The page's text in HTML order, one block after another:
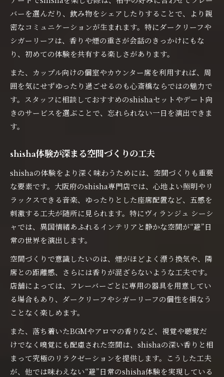
バーを選んだり、飲み物をシェアしたりすることで、より親
密なコミュニケーションが生まれます。特にダークリーフや
シガーリーフは、香りや煙の重さが会話のきっかけにもな
り、初めての体験を共有する楽しさがあります。
また、カップル向けの個室やカウンター席を利用すれば、周
囲を気にせずゆったり過ごせるのも心斎橋ならではの魅力で
す。スタッフに相談しておすすめのshishaセットやデート向
きのサービスを選ぶことで、忘れられない一日を演出できま
す。
shisha体験が深まる空間づくりの工夫
shishaの体験をより深く味わうためには、空間づくりも重要
な要素です。大阪府のshisha専門店では、心地よい照明やリ
ラックスできる音楽、ゆったりとした座席配置など、五感を
刺激する工夫が随所に見られます。特にヴィランジュ シーシ
ャでは、異国情緒あふれるインテリアと静かな空間が“避”日
常の世界を演出します。
空間づくりで意識したいのは、煙がほどよく漂う換気や、隣
席との距離感、さらには香りが混ざらないような工夫です。
店舗によっては、フレーバーごとに専用の器具を用意してい
る場合もあり、ダークリーフやシガーリーフの個性を損なう
ことなく楽しめます。
また、落ち着いたBGMやアロマの香りなど、視覚や聴覚だ
けでなく嗅覚にも配慮された空間は、shishaの深い香りと相
まって究極のリラクゼーションを提供します。こうした工夫
が、他では味わえない“避”日常のshisha体験を実現している